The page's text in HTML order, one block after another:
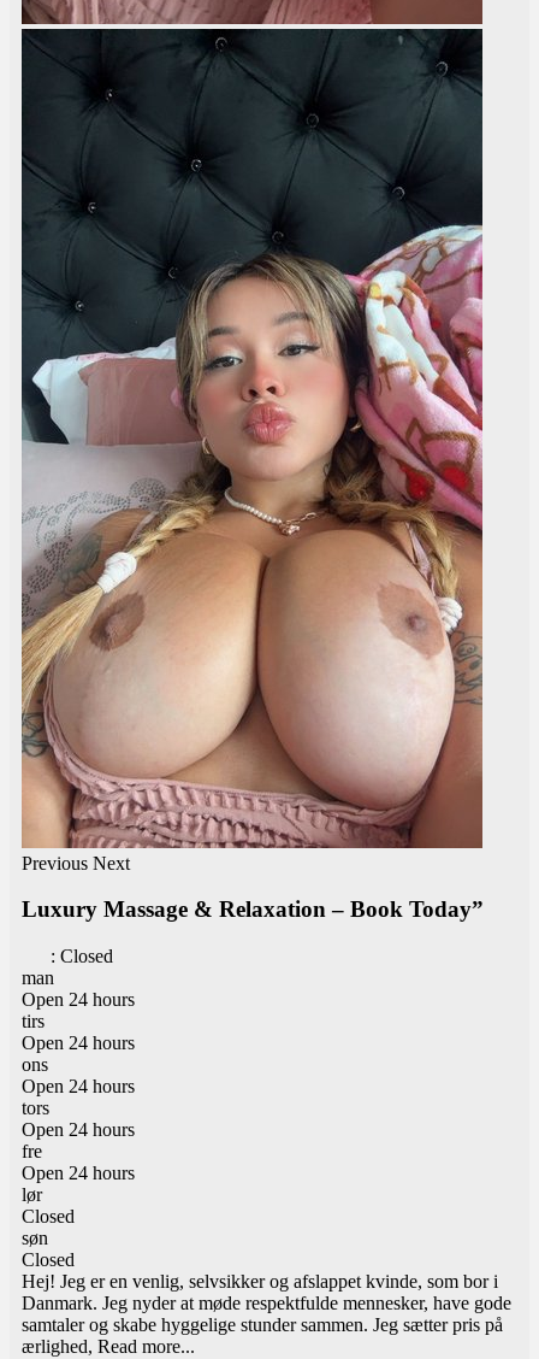
Previous Next
Luxury Massage & Relaxation – Book Today”
: Closed
man
Open 24 hours
tirs
Open 24 hours
ons
Open 24 hours
tors
Open 24 hours
fre
Open 24 hours
lør
Closed
søn
Closed
Hej! Jeg er en venlig, selvsikker og afslappet kvinde, som bor i
Danmark. Jeg nyder at møde respektfulde mennesker, have gode
samtaler og skabe hyggelige stunder sammen. Jeg sætter pris på
ærlighed, Read more...